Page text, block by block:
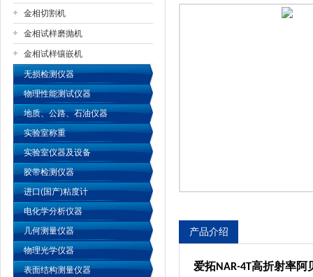
公司名称
金相切割机
金相试样磨抛机
金相试样镶嵌机
无损检测仪器
物理性能测试仪器
地质、公路、石油仪器
实验室称重
实验室仪器及设备
胶带检测仪器
进口(国产)粘度计
电化学分析仪器
几何测量仪器
物理光学仪器
表面结构测量仪器
产品介绍
爱拓NAR-4T高折射率阿